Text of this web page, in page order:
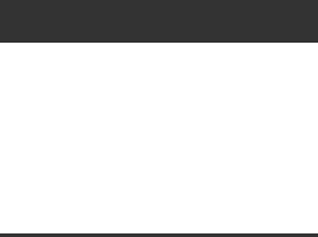
Staj Başvurusu – Muhasebe Stajyeri